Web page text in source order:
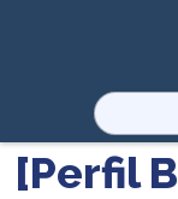
Pesquisar
por:
[Perfil